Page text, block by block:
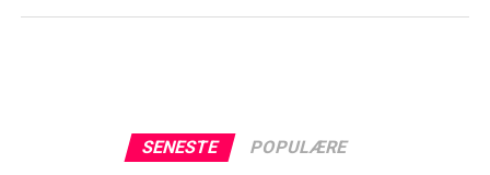
SENESTE POPULÆRE